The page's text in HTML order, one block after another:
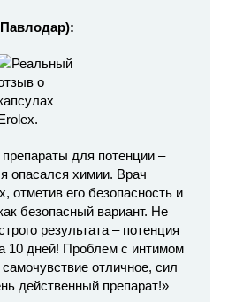
для потенции –
опасался химии. Врач
отметив его безопасность и
безопасный вариант. Не
результата – потенция
10 дней! Проблем с интимом
отличное, сил
действенный препарат!»